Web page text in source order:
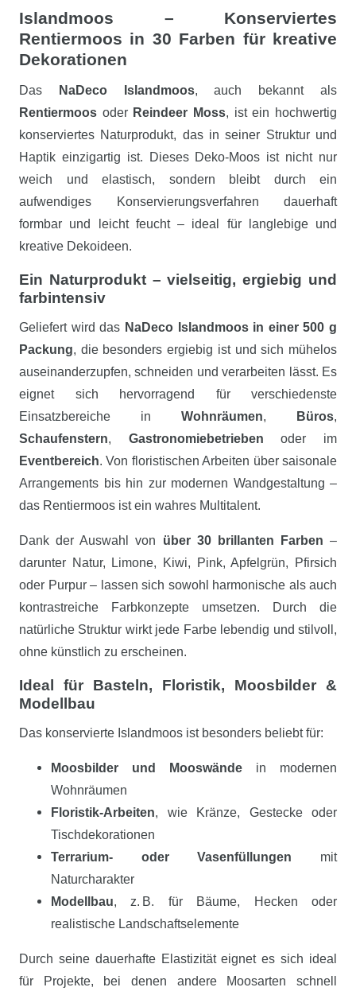
Islandmoos – Konserviertes
Rentiermoos in 30 Farben für kreative
Dekorationen
Das NaDeco Islandmoos, auch bekannt als
Rentiermoos oder Reindeer Moss, ist ein hochwertig
konserviertes Naturprodukt, das in seiner Struktur und
Haptik einzigartig ist. Dieses Deko-Moos ist nicht nur
weich und elastisch, sondern bleibt durch ein
aufwendiges Konservierungsverfahren dauerhaft
formbar und leicht feucht – ideal für langlebige und
kreative Dekoideen.
Ein Naturprodukt – vielseitig, ergiebig und
farbintensiv
Geliefert wird das NaDeco Islandmoos in einer 500 g
Packung, die besonders ergiebig ist und sich mühelos
auseinanderzupfen, schneiden und verarbeiten lässt. Es
eignet sich hervorragend für verschiedenste
Einsatzbereiche in Wohnräumen, Büros,
Schaufenstern, Gastronomiebetrieben oder im
Eventbereich. Von floristischen Arbeiten über saisonale
Arrangements bis hin zur modernen Wandgestaltung –
das Rentiermoos ist ein wahres Multitalent.
Dank der Auswahl von über 30 brillanten Farben –
darunter Natur, Limone, Kiwi, Pink, Apfelgrün, Pfirsich
oder Purpur – lassen sich sowohl harmonische als auch
kontrastreiche Farbkonzepte umsetzen. Durch die
natürliche Struktur wirkt jede Farbe lebendig und stilvoll,
ohne künstlich zu erscheinen.
Ideal für Basteln, Floristik, Moosbilder &
Modellbau
Das konservierte Islandmoos ist besonders beliebt für:
Moosbilder und Mooswände in modernen
Wohnräumen
Floristik-Arbeiten, wie Kränze, Gestecke oder
Tischdekorationen
Terrarium- oder Vasenfüllungen mit
Naturcharakter
Modellbau, z. B. für Bäume, Hecken oder
realistische Landschaftselemente
Durch seine dauerhafte Elastizität eignet es sich ideal
für Projekte, bei denen andere Moosarten schnell